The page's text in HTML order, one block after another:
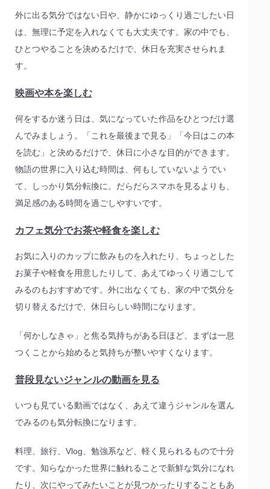
外に出る気分ではない日や、静かにゆっくり過ごしたい日
は、無理に予定を入れなくても大丈夫です。家の中でも、
ひとつやることを決めるだけで、休日を充実させられま
す。
映画や本を楽しむ
何をするか迷う日は、気になっていた作品をひとつだけ選
んでみましょう。「これを最後まで見る」「今日はこの本
を読む」と決めるだけで、休日に小さな目的ができます。
物語の世界に入り込む時間は、何もしていないようでい
て、しっかり気分転換に。だらだらスマホを見るよりも、
満足感のある時間を過ごしやすいです。
カフェ気分でお茶や軽食を楽しむ
お気に入りのカップに飲みものを入れたり、ちょっとした
お菓子や軽食を用意したりして、あえてゆっくり過ごして
みるのもおすすめです。外に出なくても、家の中で気分を
切り替えるだけで、休日らしい時間になります。
「何かしなきゃ」と焦る気持ちがある日ほど、まずは一息
つくことから始めると気持ちが整いやすくなります。
普段見ないジャンルの動画を見る
いつも見ている動画ではなく、あえて違うジャンルを選ん
でみるのも気分転換になります。
料理、旅行、Vlog、勉強系など、軽く見られるもので十分
です。知らなかった世界に触れることで新鮮な気分になれ
たり、次にやってみたいことが見つかったりすることもあ